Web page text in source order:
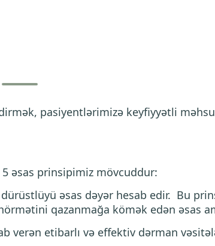
pasiyentlərimizə keyfiyyətli
əsas prinsipimiz mövcuddur:
əsas dəyər hesab edir. Bu
qazanmağa kömək edən əsas
verən etibarlı və effektiv dərman